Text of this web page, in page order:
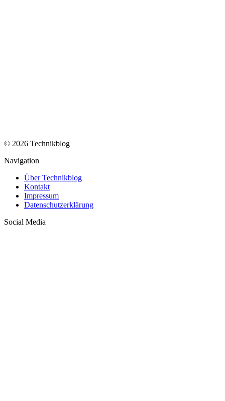
© 2026 Technikblog
Navigation
Über Technikblog
Kontakt
Impressum
Datenschutzerklärung
Social Media